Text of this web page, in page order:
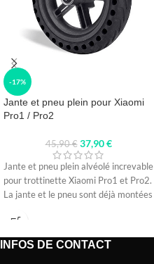
-17%
Jante et pneu plein pour Xiaomi
Pro1 / Pro2
45,90€ 37,90€
Jante et pneu plein alvéolé increvable
pour trottinette Xiaomi Pro1 et Pro2.
La jante et le pneu sont déjà montées
INFOS DE CONTACT